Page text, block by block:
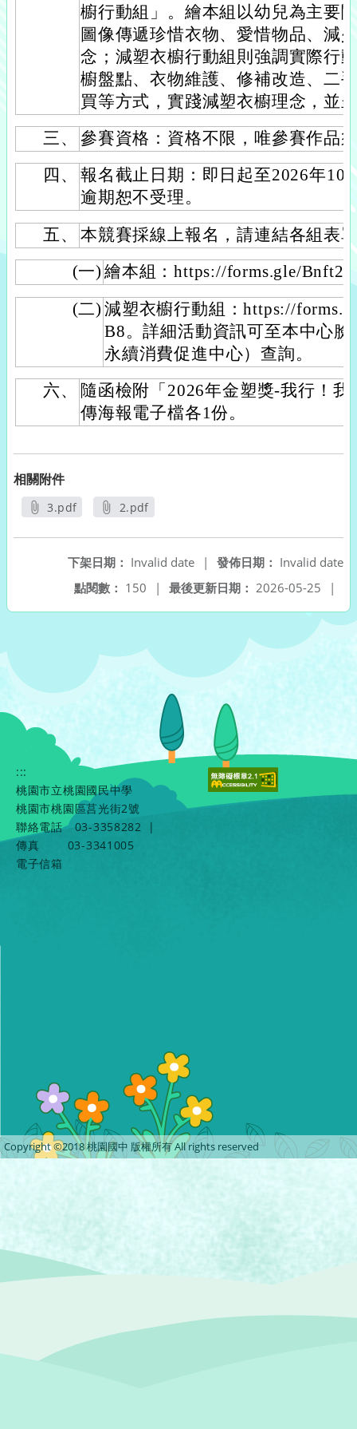
櫥行動組」。繪本組以幼兒為主要
圖像傳遞珍惜衣物、愛惜物品、減
念；減塑衣櫥行動組則強調實際行
櫥盤點、衣物維護、修補改造、二
買等方式，實踐減塑衣櫥理念，並
三、
參賽資格：資格不限，唯參賽作品
四、
報名截止日期：即日起至2026年10
逾期恕不受理。
五、
本競賽採線上報名，請連結各組表
(一) 繪本組：https://forms.gle/
(二) 減塑衣櫥行動組：https://
B8。詳細活動資訊可至本中心
永續消費促進中心）查詢。
六、
隨函檢附「2026年金塑獎-我行！
傳海報電子檔各1份。
相關附件
3.pdf
2.pdf
發佈日期： Invalid date
下架日期： Invalid date
|
最後更新日期： 2026-05-25 |
點閱數： 150 |
:::
桃園市立桃園國民中學
桃園市桃園區莒光街2號
聯絡電話
03-3358282
|
傳真
03-3341005
電子信箱
Copyright ©2018 桃園國中 版權所有 All rights reserved